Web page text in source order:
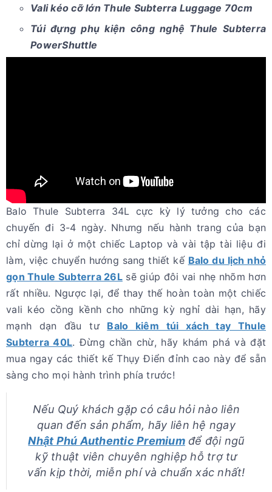
Vali kéo cỡ lớn Thule Subterra Luggage 70cm
Túi đựng phụ kiện công nghệ Thule Subterra
PowerShuttle
Balo Thule Subterra 34L cực kỳ lý tưởng cho các
chuyến đi 3-4 ngày. Nhưng nếu hành trang của bạn
chỉ dừng lại ở một chiếc Laptop và vài tập tài liệu đi
làm, việc chuyển hướng sang thiết kế Balo du lịch nhỏ
gọn Thule Subterra 26Lsẽ giúp đôi vai nhẹ nhõm hơn
rất nhiều. Ngược lại, để thay thế hoàn toàn một chiếc
vali kéo cồng kềnh cho những kỳ nghỉ dài hạn, hãy
mạnh dạn đầu tư Balo kiêm túi xách tay Thule
Subterra 40L. Đừng chần chừ, hãy khám phá và đặt
mua ngay các thiết kế Thụy Điển đỉnh cao này để sẵn
sàng cho mọi hành trình phía trước!
Nếu Quý khách gặp có câu hỏi nào liên
quan đến sản phẩm, hãy liên hệ ngay
Nhật Phú Authentic Premiumđể đội ngũ
kỹ thuật viên chuyên nghiệp hỗ trợ tư
vấn kịp thời, miễn phí và chuẩn xác nhất!